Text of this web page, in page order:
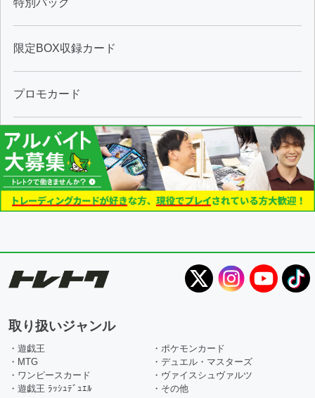
特別パック
限定BOX収録カード
プロモカード
取り扱いジャンル
・遊戯王
・ポケモンカード
・MTG
・デュエル・マスターズ
・ワンピースカード
・ヴァイスシュヴァルツ
・遊戯王 ﾗｯｼｭﾃﾞｭｴﾙ
・その他